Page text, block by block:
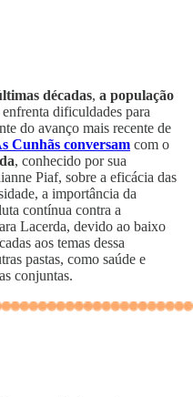
décadas, a população
dificuldades para
do avanço mais recente de
Cunhãs conversam com o
, conhecido por sua
Piaf, sobre a eficácia das
a importância da
contínua contra a
Lacerda, devido ao baixo
aos temas dessa
pastas, como saúde e
conjuntas.